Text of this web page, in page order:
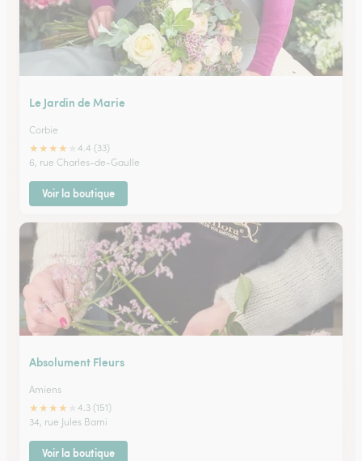
Le Jardin de Marie
Corbie
★★★★
4.4 (33)
6, rue Charles-de-Gaulle
Voir la boutique
Absolument Fleurs
Amiens
★★★★
4.3 (151)
34, rue Jules Barni
Voir la boutique